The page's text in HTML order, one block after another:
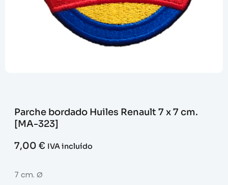
Parche bordado Huiles Renault 7 x 7 cm.
[MA-323]
7,00 € IVA incluído
7 cm. Ø